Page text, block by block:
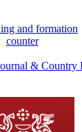
counter